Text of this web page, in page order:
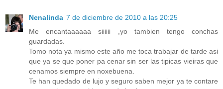
Nenalinda 7 de diciembre de 2010 a las 20:25
Me encantaaaaaa siiiiii ,yo tambien tengo conchas
guardadas.
Tomo nota ya mismo este año me toca trabajar de tarde asi
que ya se que poner pa cenar sin ser las tipicas vieiras que
cenamos siempre en noxebuena.
Te han quedado de lujo y seguro saben mejor ya te contare